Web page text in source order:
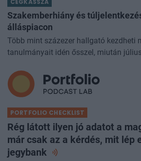
dividend king-et. Azt
CÉGKASSZA
Szakemberhiány és
álláspiacon
Több mint százezer hallgató kezdheti
tanulmányait idén ősszel, miután
a következő é
PORTFOLIO CHECKLIST
Rég látott ilyen jó adatot a
már csak az a kérdés, mit lép
jegybank